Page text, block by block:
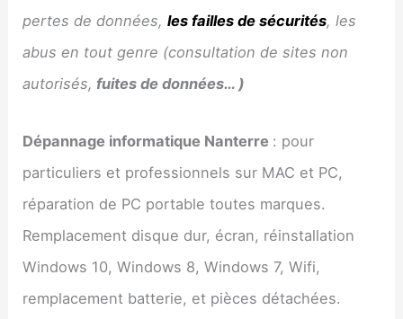
pertes de données,les failles de sécurités, les
abus en tout genre (consultation de sites non
autorisés, fuites de données… )
Dépannage informatique Nanterre : pour
particuliers et professionnels sur MAC et PC,
réparation de PC portable toutes marques.
Remplacement disque dur, écran, réinstallation
Windows 10, Windows 8, Windows 7, Wifi,
remplacement batterie, et pièces détachées.